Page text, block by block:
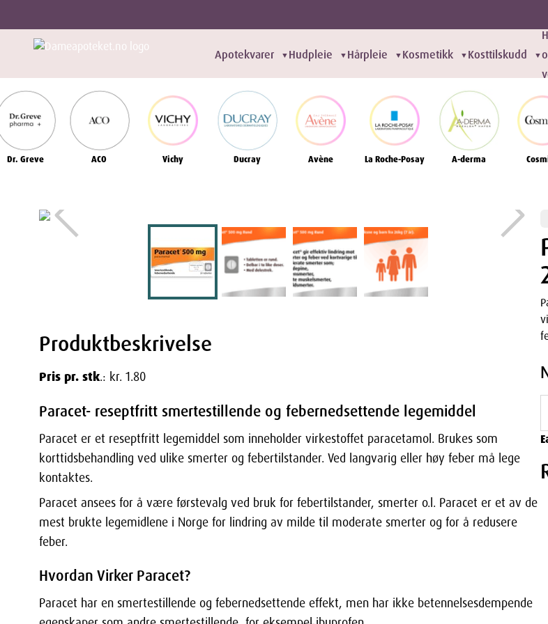
Apotekvarer ▼ Hudpleie ▼ Hårpleie ▼ Kosmetikk ▼ Kosttilskudd ▼
Dr. Greve ACO Vichy Ducray Avène La Roche-Posay A-derma
Produktbeskrivelse
Pris pr. stk.: kr. 1.80
Paracet- reseptfritt smertestillende og febernedsettende legemiddel
Paracet er et reseptfritt legemiddel som inneholder virkestoffet paracetamol. Brukes som
korttidsbehandling ved ulike smerter og febertilstander. Ved langvarig eller høy feber må lege
kontaktes.
Paracet ansees for å være førstevalg ved bruk for febertilstander, smerter o.l. Paracet er et av de
mest brukte legemidlene i Norge for lindring av milde til moderate smerter og for å redusere
feber.
Hvordan Virker Paracet?
Paracet har en smertestillende og febernedsettende effekt, men har ikke betennelsesdempende